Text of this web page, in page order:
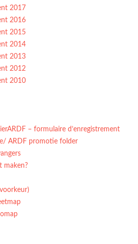
2017
2016
2015
2014
2013
2012
2010
– formulaire d’enregistrement
ARDF promotie folder
maken?